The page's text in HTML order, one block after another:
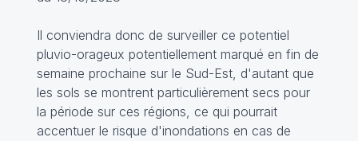
Il conviendra donc de surveiller ce potentiel
pluvio-orageux potentiellement marqué en fin de
semaine prochaine sur le Sud-Est, d'autant que
les sols se montrent particulièrement secs pour
la période sur ces régions, ce qui pourrait
accentuer le risque d'inondations en cas de